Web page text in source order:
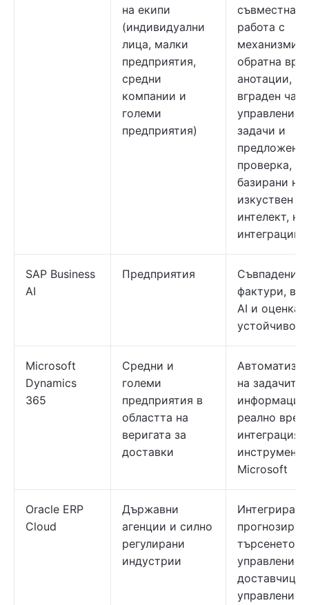
на екипи
(индивидуални
лица, малки
предприятия,
средни
компании и
големи
предприятия)
съвместна
работа с
механизми
обратна
анотации,
вграден чат,
управление
задачи и
проверка,
базирани на
изкуствен
интелект,
интеграции
SAP Business
AI
Предприятия
Съвпадение
фактури,
AI и оценка
Microsoft
Dynamics
365
Средни и
големи
предприятия в
областта на
веригата за
доставки
на задачите,
информация
реално
интеграция с
Microsoft
Oracle ERP
Cloud
Държавни
агенции и силно
регулирани
индустрии
Интегрирано
търсенето,
управление
управление